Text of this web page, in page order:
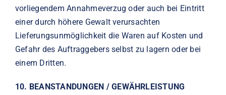
vorliegendem Annahmeverzug oder auch bei Eintritt
einer durch höhere Gewalt verursachten
Lieferungsunmöglichkeit die Waren auf Kosten und
Gefahr des Auftraggebers selbst zu lagern oder bei
einem Dritten.
10. BEANSTANDUNGEN / GEWÄHRLEISTUNG